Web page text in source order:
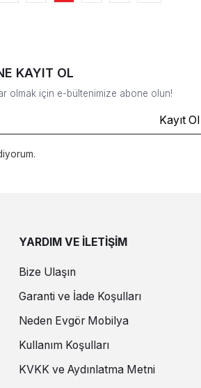
KAYIT OL
olmak için e-bültenimize abone olun!
Kayıt Ol
YARDIM VE İLETİŞİM
Bize Ulaşın
Garanti ve İade Koşulları
Neden Evgör Mobilya
Kullanım Koşulları
KVKK ve Aydınlatma Metni